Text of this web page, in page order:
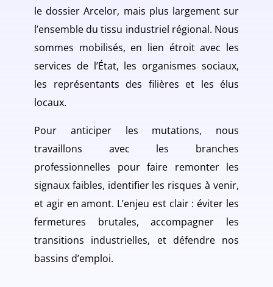
le dossier Arcelor, mais plus largement sur
l’ensemble du tissu industriel régional. Nous
sommes mobilisés, en lien étroit avec les
services de l’État, les organismes sociaux,
les représentants des filières et les élus
locaux.
Pour anticiper les mutations, nous
travaillons avec les branches
professionnelles pour faire remonter les
signaux faibles, identifier les risques à venir,
et agir en amont. L’enjeu est clair : éviter les
fermetures brutales, accompagner les
transitions industrielles, et défendre nos
bassins d’emploi.